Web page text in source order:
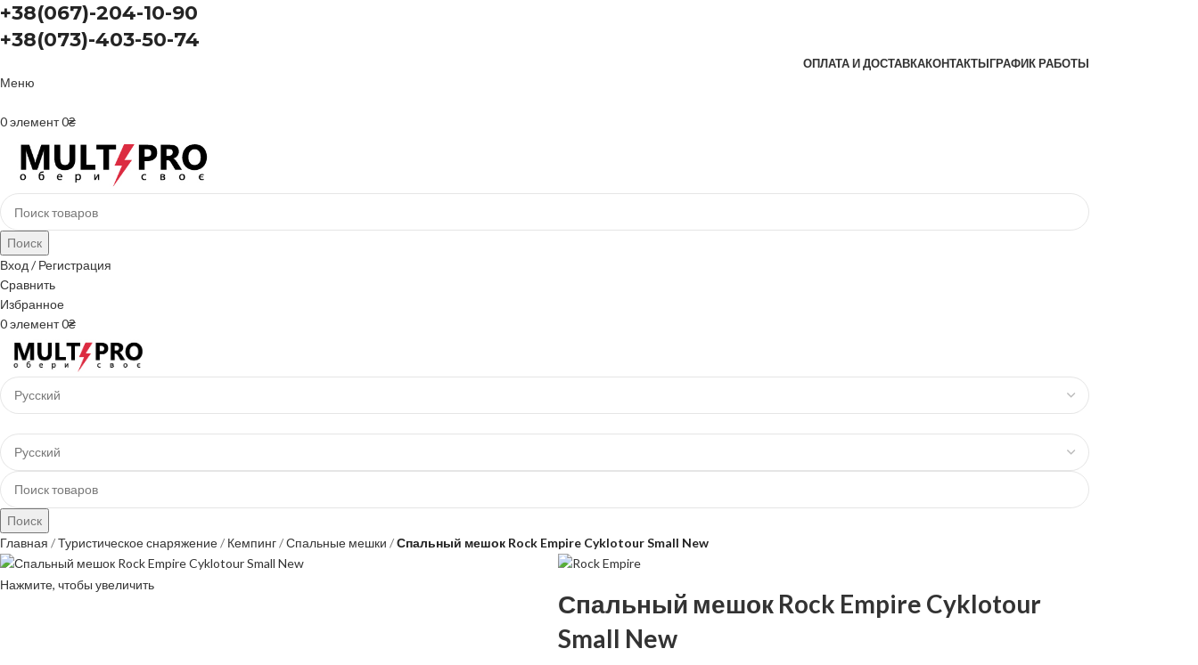
+38(067)-204-10-90
+38(073)-403-50-74
ОПЛАТА И ДОСТАВКАКОНТАКТЫГРАФИК РАБОТЫ
Меню
0элемент0₴
Поиск
Вход / Регистрация
Сравнить
Избранное
0элемент0₴
Поиск
Главная
Туристическое снаряжение Кемпинг Спальные мешки Спальный мешок Rock Empire Cyklotour Small New
Нажмите, чтобы увеличить
Спальный мешок Rock Empire Cyklotour
Small New